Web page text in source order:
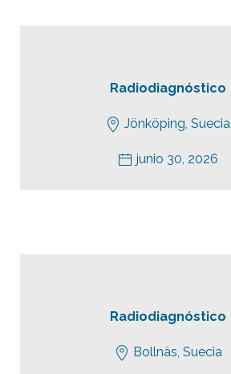
Radiodiagnóstico
Jönköping, Suecia
junio 30, 2026
Radiodiagnóstico
Bollnäs, Suecia